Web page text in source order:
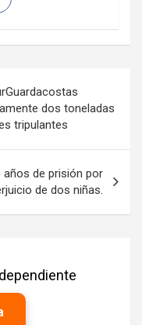
dos toneladas
tripulantes
de prisión por
de dos niñas.